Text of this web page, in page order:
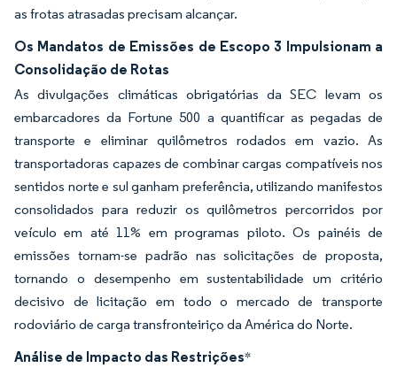
as frotas atrasadas precisam alcançar.
Os Mandatos de Emissões de Escopo 3 Impulsionam a
Consolidação de Rotas
As divulgações climáticas obrigatórias da SEC levam os
embarcadores da Fortune 500 a quantificar as pegadas de
transporte e eliminar quilômetros rodados em vazio. As
transportadoras capazes de combinar cargas compatíveis nos
sentidos norte e sul ganham preferência, utilizando manifestos
consolidados para reduzir os quilômetros percorridos por
veículo em até 11% em programas piloto. Os painéis de
emissões tornam-se padrão nas solicitações de proposta,
tornando o desempenho em sustentabilidade um critério
decisivo de licitação em todo o mercado de transporte
rodoviário de carga transfronteiriço da América do Norte.
Análise de Impacto das Restrições*